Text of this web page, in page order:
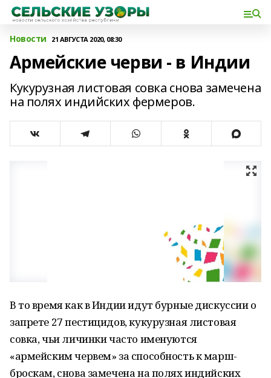
Новости 21 АВГУСТА 2020, 08:30
Армейские черви - в Индии
Кукурузная листовая совка снова замечена
на полях индийских фермеров.
В то время как в Индии идут бурные дискуссии о
запрете 27 пестицидов, кукурузная листовая
совка, чьи личинки часто именуются
«армейским червем» за способность к марш-
броскам, снова замечена на полях индийских